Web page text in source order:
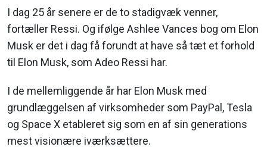
I dag 25 år senere er de to stadigvæk venner,
fortæller Ressi. Og ifølge Ashlee Vances bog om Elon
Musk er det i dag få forundt at have så tæt et forhold
til Elon Musk, som Adeo Ressi har.
I de mellemliggende år har Elon Musk med
grundlæggelsen af virksomheder som PayPal, Tesla
og Space X etableret sig som en af sin generations
mest visionære iværksættere.